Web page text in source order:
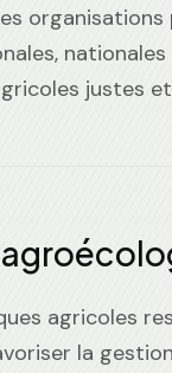
organisations
justes
agricoles
la